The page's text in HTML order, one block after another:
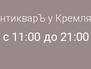
у Кремля
c 11:00 до 21:00